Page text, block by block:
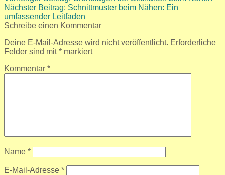
Nächster Beitrag: Schnittmuster beim Nähen: Ein
umfassender Leitfaden
Schreibe einen Kommentar
Deine E-Mail-Adresse wird nicht veröffentlicht. Erforderliche
Felder sind mit* markiert
Kommentar *
Name *
E-Mail-Adresse *